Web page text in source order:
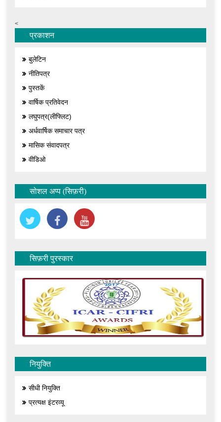
<
प्रकाशन
बुलेटिन
नीतिपत्र
पुस्तकें
वार्षिक प्रतिवेदन
लघुपत्र(लीफ्लिट)
अर्धवार्षिक समाचार पत्र
मासिक संवादपत्र
वीडिओ
सोशल अप्प (सिफ़री)
सिफ़री पुरस्कार
नियुक्ति
सीधी नियुक्ति
प्रत्यक्ष इंटरव्यू